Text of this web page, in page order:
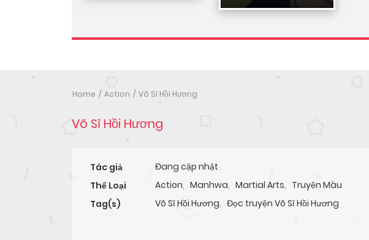
Home Action Võ Sĩ Hồi Hương
Võ Sĩ Hồi Hương
Tác giả
Đang cập nhật
Thể Loại
Action, Manhwa, Martial Arts, Truyện Màu
Tag(s)
Võ Sĩ Hồi Hương, Đọc truyện Võ Sĩ Hồi Hương